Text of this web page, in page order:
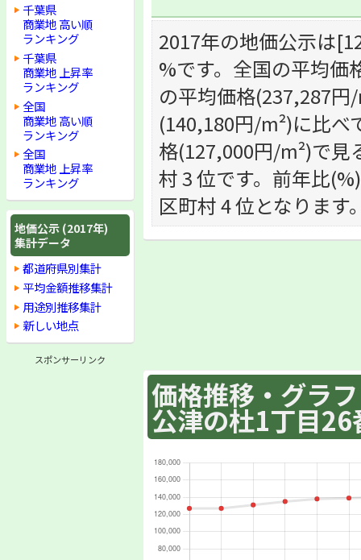
2017年の地価公示は
%です。全国の平均価
の平均価格(237,287
(140,180円/m²)に比べ
格(127,000円/m²)で見
村 3 位です。前年比
区町村 4 位となります
価格推移・グラ
公津の杜1丁目26
千葉県
商業地 高い順
ランキング
千葉県
商業地 上昇率
ランキング
全国
商業地 高い順
ランキング
全国
商業地 上昇率
ランキング
地価公示 (2017年)
集計データ
都道府県別集計
平均金額推移集計
用途別推移集計
新しい地点
スポンサーリンク